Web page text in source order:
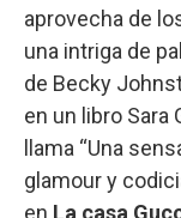
aprovecha de
una intriga de
de Becky
en un libro Sara
llama “Una
glamour y
en La casa